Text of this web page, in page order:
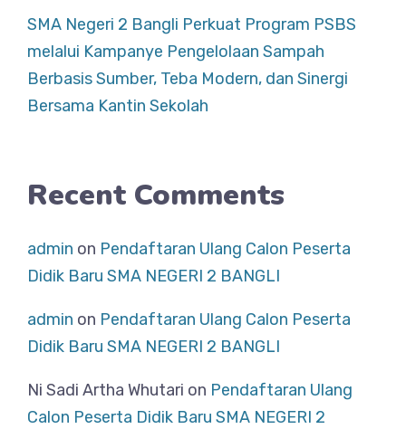
SMA Negeri 2 Bangli Perkuat Program PSBS
melalui Kampanye Pengelolaan Sampah
Berbasis Sumber, Teba Modern, dan Sinergi
Bersama Kantin Sekolah
Recent Comments
admin on Pendaftaran Ulang Calon Peserta
Didik Baru SMA NEGERI 2 BANGLI
admin on Pendaftaran Ulang Calon Peserta
Didik Baru SMA NEGERI 2 BANGLI
Ni Sadi Artha Whutari on Pendaftaran Ulang
Calon Peserta Didik Baru SMA NEGERI 2